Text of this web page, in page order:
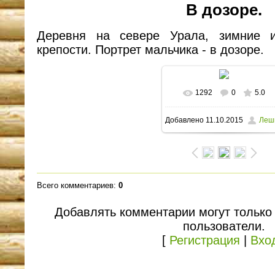
В дозоре.
Деревня на севере Урала, зимние
крепости. Портрет мальчика - в дозоре.
В реальном размере
1600x1066/ 85.5Kb
1292 0 5.0
Добавлено 11.10.2015
Всего комментариев: 0
Добавлять комментарии могут
пользователи.
[ Регистрация